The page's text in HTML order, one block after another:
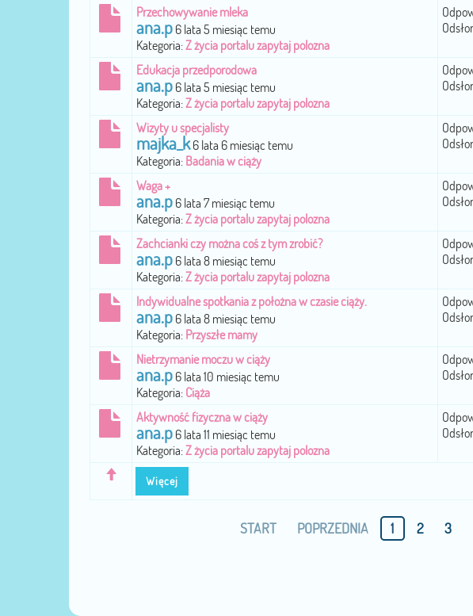
Więcej
Przechowywanie mleka
ana.p 6 lata 5 miesiąc temu
Kategoria:Z życia portalu zapytaj polozna
Edukacja przedporodowa
ana.p 6 lata 5 miesiąc temu
Kategoria:Z życia portalu zapytaj polozna
Wizyty u specjalisty
majka_k6 lata 6 miesiąc temu
Kategoria: Badania w ciąży
Waga +
ana.p 6 lata 7 miesiąc temu
Kategoria:Z życia portalu zapytaj polozna
Zachcianki czy można coś z tym zrobić?
ana.p 6 lata 8 miesiąc temu
Kategoria:Z życia portalu zapytaj polozna
Indywidualne spotkania z położna w czasie ciąży.
ana.p 6 lata 8 miesiąc temu
Kategoria: Przyszłe mamy
Nietrzymanie moczu w ciąży
ana.p 6 lata 10 miesiąc temu
Kategoria: Ciąża
Aktywność fizyczna w ciąży
ana.p 6 lata 11 miesiąc temu
Kategoria:Z życia portalu zapytaj polozna
START POPRZEDNIA 1 2 3